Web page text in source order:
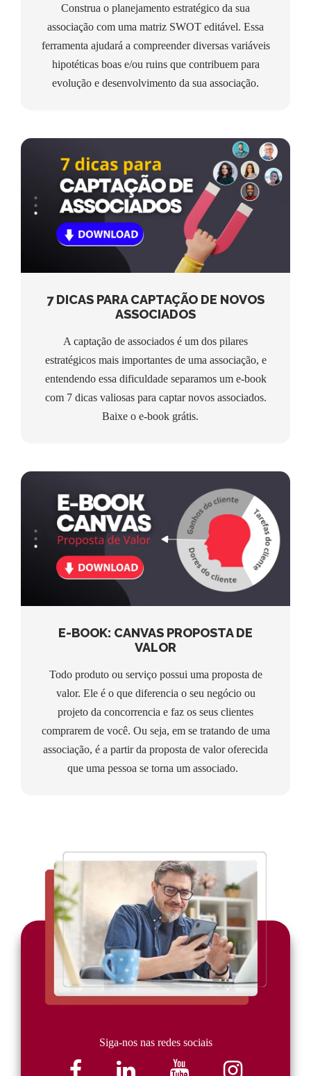
Construa o planejamento estratégico da sua
associação com uma matriz SWOT editável. Essa
ferramenta ajudará a compreender diversas variáveis
hipotéticas boas e/ou ruins que contribuem para
evolução e desenvolvimento da sua associação.
7 DICAS PARA CAPTAÇÃO DE NOVOS
ASSOCIADOS
7 DICAS PARA CAPTAÇÃO DE NOVOS
ASSOCIADOS
A captação de associados é um dos pilares
estratégicos mais importantes de uma associação, e
entendendo essa dificuldade separamos um e-book
com 7 dicas valiosas para captar novos associados.
Baixe o e-book grátis.
E-BOOK: CANVAS PROPOSTA DE
VALOR
E-BOOK: CANVAS PROPOSTA DE
VALOR
Todo produto ou serviço possui uma proposta de
valor. Ele é o que diferencia o seu negócio ou
projeto da concorrencia e faz os seus clientes
comprarem de você. Ou seja, em se tratando de uma
associação, é a partir da proposta de valor oferecida
que uma pessoa se torna um associado.
Siga-nos nas redes sociais